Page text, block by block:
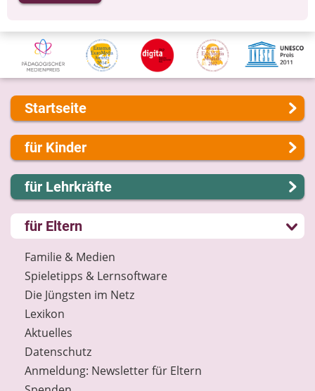
Startseite
Über uns
Presse
Kontakt
Impressum
Internet-ABC Sitemap
Barrierefreiheit
Länderprojekte
für Kinder
Lernen und Schule
Hobby und Freizeit
Spiel und Spaß
Mitreden und Mitmachen
Lexikon
Datenschutz
Newsletter
für Lehrkräfte
Lernmodule
Unterrichts­materialien
Internet-ABC-Schule
Praxishilfen
Aktuelles
Materialbestellung
Lexikon
Datenschutz
Newsletter
für Eltern
Familie & Medien
Spieletipps & Lernsoftware
Die Jüngsten im Netz
Lexikon
Aktuelles
Datenschutz
Anmeldung: Newsletter für Eltern